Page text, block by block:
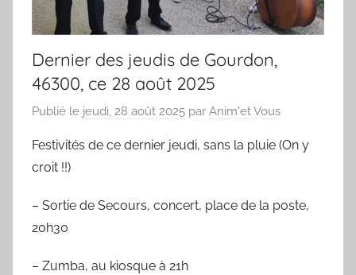
Dernier des jeudis de Gourdon,
46300, ce 28 août 2025
Publié le jeudi, 28 août 2025 par Anim'et Vous
Festivités de ce dernier jeudi, sans la pluie (On y
croit !!)
– Sortie de Secours, concert, place de la poste,
20h30
– Zumba, au kiosque à 21h